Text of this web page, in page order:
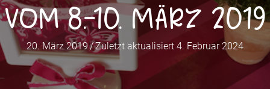
vom 8.-10. März 2019
20. März 2019 /Zuletzt aktualisiert 4. Februar 2024